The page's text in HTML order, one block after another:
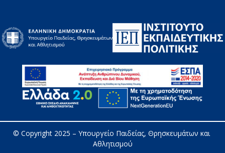
© Copyright 2025 – Υπουργείο Παιδείας, Θρησκευμάτων και
Αθλητισμού